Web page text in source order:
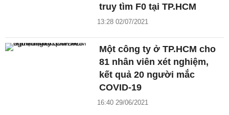
truy tìm F0 tại TP.HCM
13:28 02/07/2021
Một công ty ở TP.HCM cho
81 nhân viên xét nghiệm,
kết quả 20 người mắc
COVID-19
16:40 29/06/2021